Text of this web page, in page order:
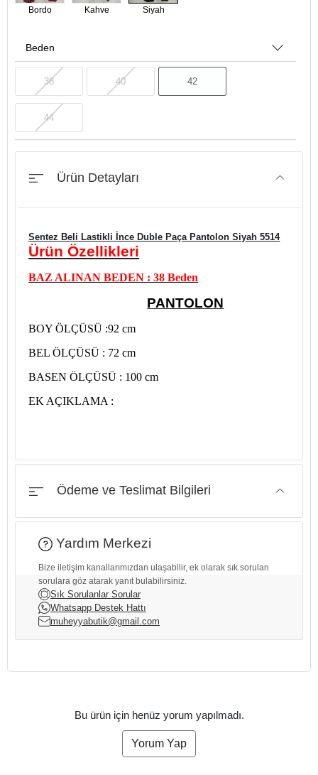
Bordo Kahve Siyah
Beden
38 40 42
44
Ürün Detayları
Sentez Beli Lastikli İnce Duble Paça Pantolon Siyah 5514
Ürün Özellikleri
BAZ ALINAN BEDEN : 38 Beden
PANTOLON
BOY ÖLÇÜSÜ :92 cm
BEL ÖLÇÜSÜ : 72 cm
BASEN ÖLÇÜSÜ : 100 cm
EK AÇIKLAMA :
Ödeme ve Teslimat Bilgileri
Yardım Merkezi
Bize iletişim kanallarımızdan ulaşabilir, ek olarak sık sorulan
sorulara göz atarak yanıt bulabilirsiniz.
Sık Sorulanlar Sorular
Whatsapp Destek Hattı
muheyyabutik@gmail.com
Bu ürün için henüz yorum yapılmadı.
Yorum Yap